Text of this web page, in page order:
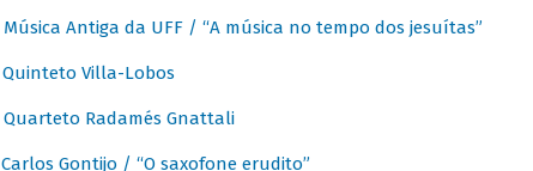
Música Antiga da UFF / “A música no tempo dos jesuítas”
Quinteto Villa-Lobos
Quarteto Radamés Gnattali
Carlos Gontijo / “O saxofone erudito”